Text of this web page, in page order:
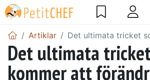
Artiklar Det ultimata tricket
Det ultimata
kommer att